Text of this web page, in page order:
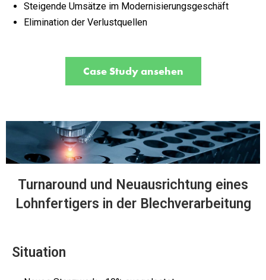
Steigende Umsätze im Modernisierungsgeschäft
Elimination der Verlustquellen
Case Study ansehen
Turnaround und Neuausrichtung eines
Lohnfertigers in der Blechverarbeitung
Situation